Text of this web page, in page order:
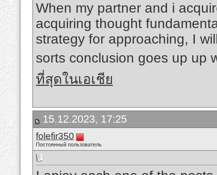
When my partner and i
acquiring thought
strategy for approaching, I
sorts conclusion goes up up
ที่สุดในเอเชีย
15.12.2023, 17:25
folefir350
Постоянный пользователь